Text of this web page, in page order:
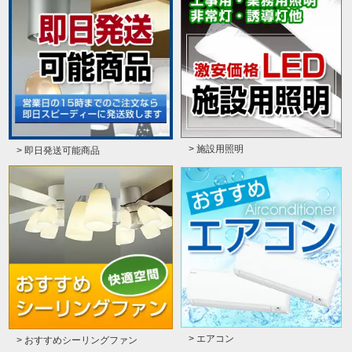
> 即日発送可能商品 > 施設用照明
> おすすめシーリングファン > エアコン